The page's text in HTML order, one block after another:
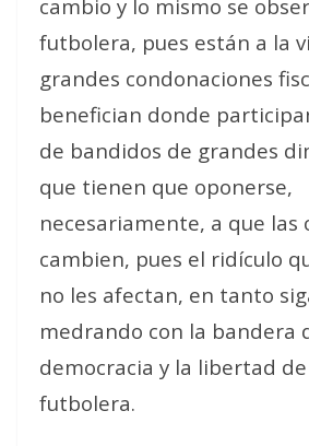
cambio y lo mismo se
futbolera, pues están a la
grandes condonaciones
benefician donde
de bandidos de grandes
que tienen que oponerse,
necesariamente, a que las
cambien, pues el ridículo
no les afectan, en tanto
medrando con la bandera
democracia y la libertad
futbolera.